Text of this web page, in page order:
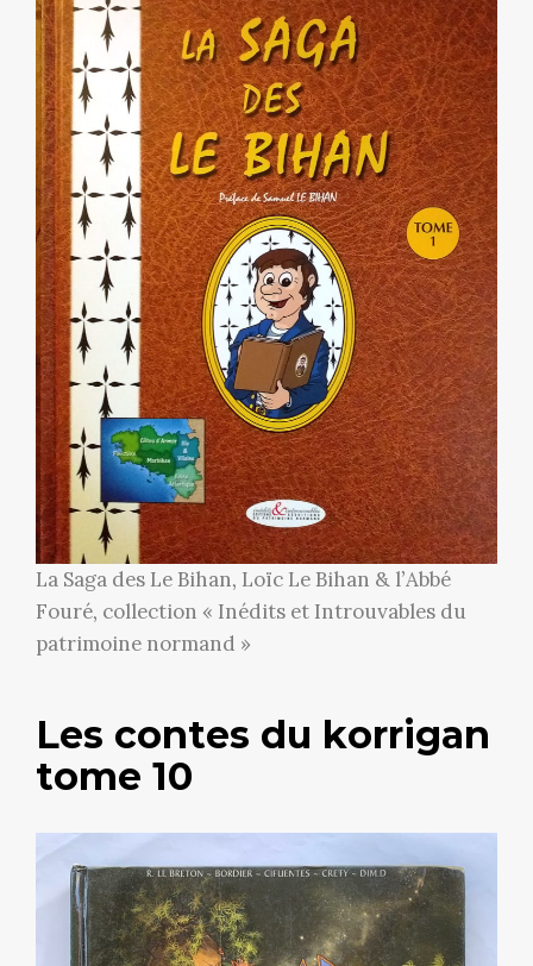
La Saga des Le Bihan, Loïc Le Bihan & l’Abbé
Fouré, collection « Inédits et Introuvables du
patrimoine normand »
Les contes du korrigan
tome 10